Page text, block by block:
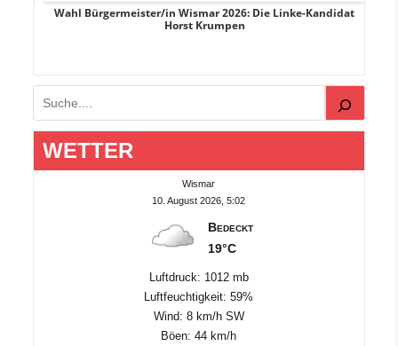
Wahl Bürgermeister/in Wismar 2026: Die Linke-Kandidat
Horst Krumpen
Suchen
WETTER
Wismar
10. August 2026, 5:02
Bedeckt
19°C
Luftdruck: 1012 mb
Luftfeuchtigkeit: 59%
Wind: 8 km/h SW
Böen: 44 km/h